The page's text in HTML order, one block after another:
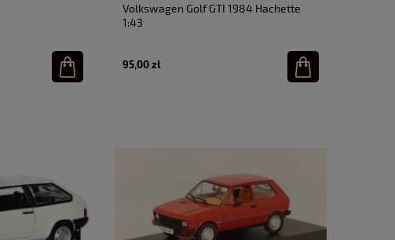
Volkswagen Golf GTI 1984 Hachette
1:43
95,00 zł